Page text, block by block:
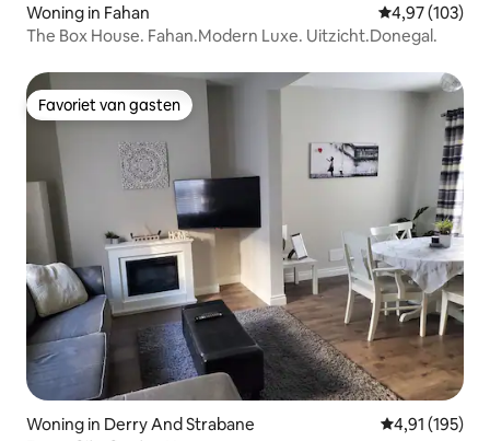
Woning in Fahan Gemiddelde
4,97 (103)
The Box House. Fahan.Modern Luxe. Uitzicht.Donegal.
Favoriet van gasten
Favoriet van gasten
Woning in Derry And Strabane Gemiddelde
4,91 (195)